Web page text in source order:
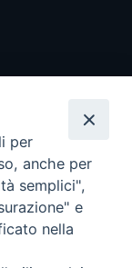
riservati - Vita
per
anche per
semplici",
e
nella